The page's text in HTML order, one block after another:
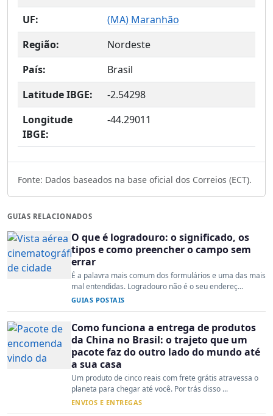
UF: (MA) Maranhão
Região:
Nordeste
País:
Brasil
Latitude IBGE:
-2.54298
Longitude
IBGE:
-44.29011
Fonte: Dados baseados na base oficial dos Correios (ECT).
GUIAS RELACIONADOS
O que é logradouro: o significado, os
tipos e como preencher o campo sem
errar
É a palavra mais comum dos formulários e uma das mais
mal entendidas. Logradouro não é o seu endereç...
GUIAS POSTAIS
Como funciona a entrega de produtos
da China no Brasil: o trajeto que um
pacote faz do outro lado do mundo até
a sua casa
Um produto de cinco reais com frete grátis atravessa o
planeta para chegar até você. Por trás disso ...
ENVIOS E ENTREGAS